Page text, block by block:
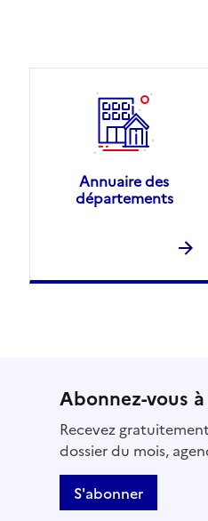
Annuaire des
départements
Abonnez-vous
Recevez
dossier du mois,
S'abonner